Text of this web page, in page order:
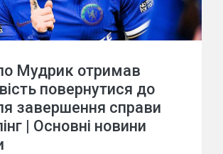
Мудрик отримав
повернутися до
завершення справи
| Основні новини